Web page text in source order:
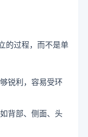
的过程，而不是单
锐利，容易受环
背部、侧面、头